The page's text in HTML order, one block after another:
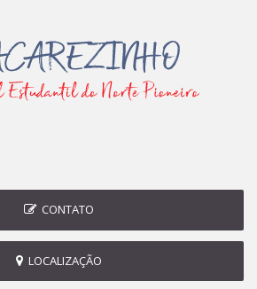
CONTATO
LOCALIZAÇÃO